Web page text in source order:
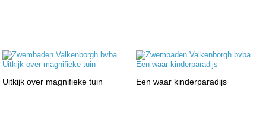
Uitkijk over magnifieke tuin Een waar kinderparadijs